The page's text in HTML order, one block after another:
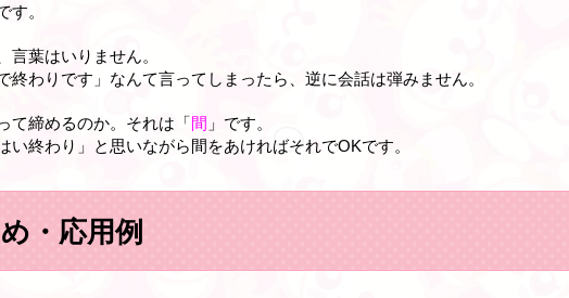
す。
言葉はいりません。
終わりです」なんて言ってしまったら、逆に会話は弾みません。
て締めるのか。それは「間 」です。
い終わり」と思いながら間をあければそれでOKです。
・応用例